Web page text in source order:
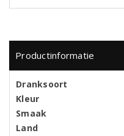
Productinformatie
Dranksoort
Kleur
Smaak
Land